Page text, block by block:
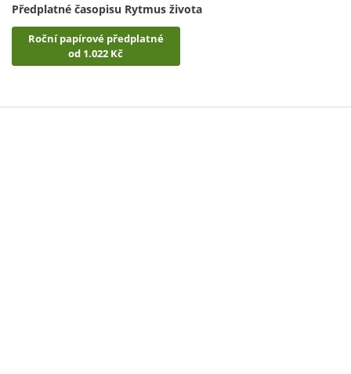
Předplatné časopisu Rytmus života
Roční papírové předplatné
od 1.022 Kč